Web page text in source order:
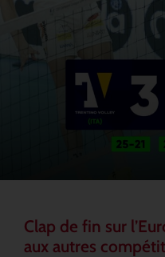
Clap de fin sur
aux autres